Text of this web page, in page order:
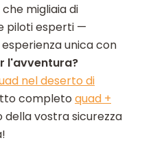
migliaia di
piloti esperti —
unica con
l'avventura?
nel deserto di
completo quad +
della vostra sicurezza